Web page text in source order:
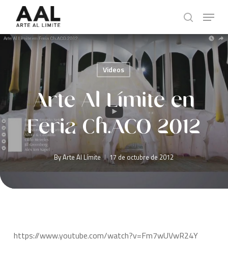
main
content
search
Menu
Videos
Arte Al Límite en
Feria Ch.ACO 2012
ByArte Al Límite 17 de octubre de 2012
https://www.youtube.com/watch?v=Fm7wUVwR24Y